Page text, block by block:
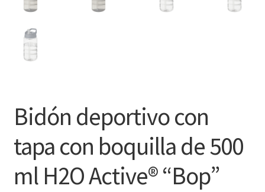
Bidón deportivo con
tapa con boquilla de 500
ml H2O Active® “Bop”